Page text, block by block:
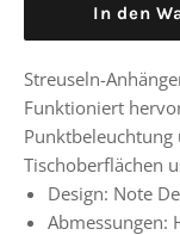
In den
Streuseln-
Funktioniert
Punktbeleuchtung
Tischoberflächen
Design: Note
Abmessungen: